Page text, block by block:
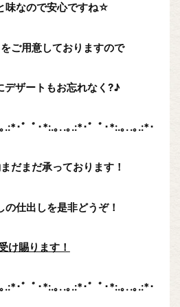
味なので安心ですね☆
ご用意しておりますので
デザートもお忘れなく?♪
.:*･゜ﾟ･*:.｡. .｡.:*･゜ﾟ･*:.｡. .｡.:*･
だまだ承っております！
の仕出しを是非どうぞ！
.:*･゜ﾟ･*:.｡. .｡.:*･゜ﾟ･*:.｡. .｡.:*･